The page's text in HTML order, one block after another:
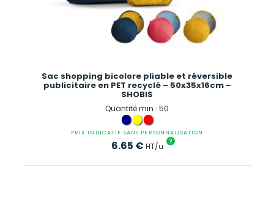
Sac shopping bicolore pliable et réversible
publicitaire en PET recyclé – 50x35x16cm –
SHOBIS
Quantité min : 50
PRIX INDICATIF SANS PERSONNALISATION
6.65 € HT/u ?